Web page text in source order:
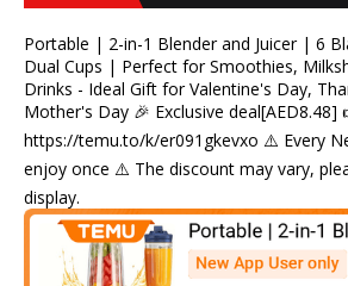
Portable | 2-in-1 Blender and Juicer | 6
Dual Cups | Perfect for Smoothies,
Drinks - Ideal Gift for Valentine's Day,
Mother's Day 🎉 Exclusive deal[AED8.48]
https://temu.to/k/er091gkevxo ⚠️ Every
enjoy once ⚠️ The discount may vary,
display.